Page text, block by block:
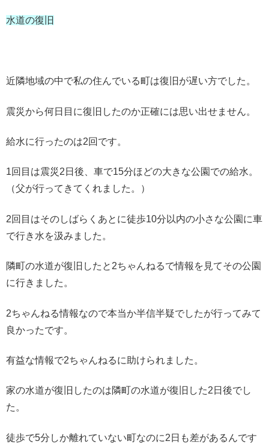
水道の復旧
近隣地域の中で私の住んでいる町は復旧が遅い方でした。
震災から何日目に復旧したのか正確には思い出せません。
給水に行ったのは2回です。
1回目は震災2日後、車で15分ほどの大きな公園での給水。
（父が行ってきてくれました。）
2回目はそのしばらくあとに徒歩10分以内の小さな公園に車
で行き水を汲みました。
隣町の水道が復旧したと2ちゃんねるで情報を見てその公園
に行きました。
2ちゃんねる情報なので本当か半信半疑でしたが行ってみて
良かったです。
有益な情報で2ちゃんねるに助けられました。
家の水道が復旧したのは隣町の水道が復旧した2日後でし
た。
徒歩で5分しか離れていない町なのに2日も差があるんです